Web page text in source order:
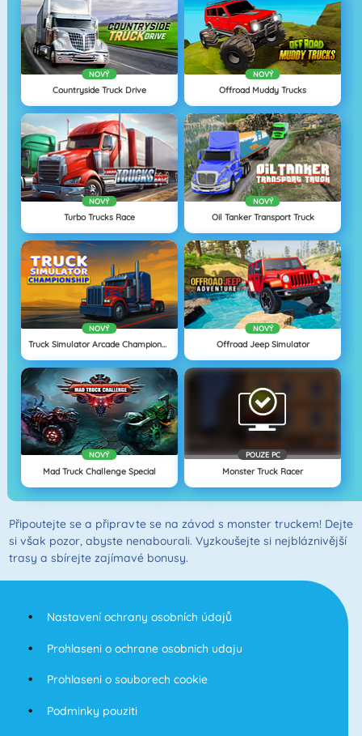
NOVÝ
Countryside Truck Drive
NOVÝ
Offroad Muddy Trucks
NOVÝ
Turbo Trucks Race
NOVÝ
Oil Tanker Transport Truck
NOVÝ
Truck Simulator Arcade Championship
NOVÝ
Offroad Jeep Simulator
NOVÝ
Mad Truck Challenge Special
POUZE PC
Monster Truck Racer
Připoutejte se a připravte se na závod s monster truckem! Dejte
si však pozor, abyste nenabourali. Vyzkoušejte si nejbláznivější
trasy a sbírejte zajímavé bonusy.
Nastavení ochrany osobních údajů
Prohlaseni o ochrane osobnich udaju
Prohlaseni o souborech cookie
Podminky pouziti